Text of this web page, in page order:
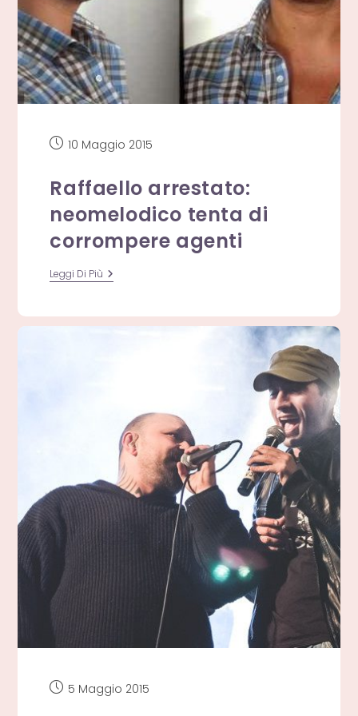
Articolo
10 Maggio 2015
Raffaello arrestato:
neomelodico tenta di
corrompere agenti
Leggi Di Più Raffaello
Arrestato:
Tenta
Di
Articolo
5 Maggio 2015